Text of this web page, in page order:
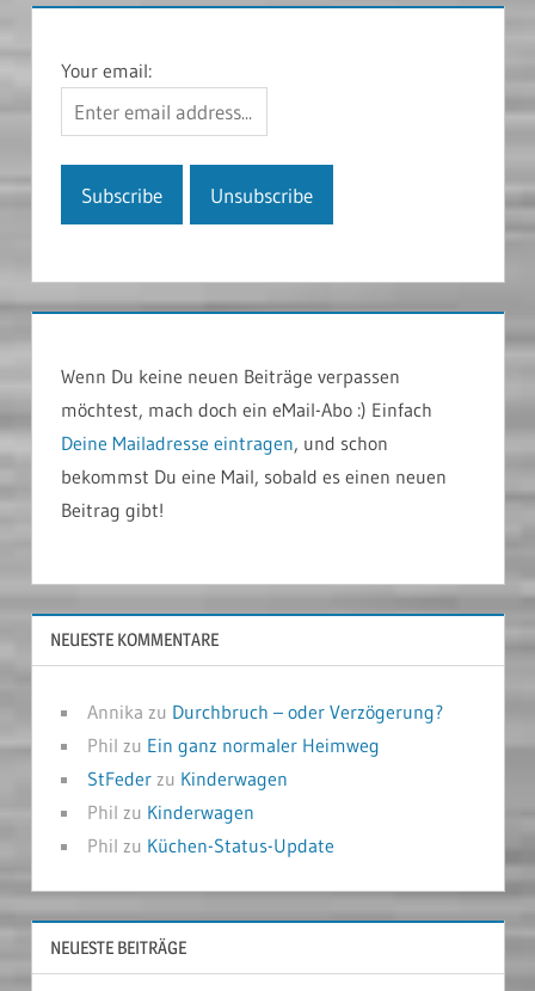
Your email:
Wenn Du keine neuen Beiträge verpassen
möchtest, mach doch ein eMail-Abo :) Einfach
Deine Mailadresse eintragen, und schon
bekommst Du eine Mail, sobald es einen neuen
Beitrag gibt!
NEUESTE KOMMENTARE
Annika zu Durchbruch – oder Verzögerung?
Phil zu Ein ganz normaler Heimweg
StFederzu Kinderwagen
Phil zu Kinderwagen
Phil zu Küchen-Status-Update
NEUESTE BEITRÄGE